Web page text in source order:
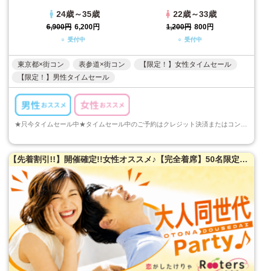
24歳～35歳
6,900円 6,200円
○ 受付中
22歳～33歳
1,200円 800円
○ 受付中
東京都×街コン 表参道×街コン
【限定！】女性タイムセール
【限定！】男性タイムセール
【先着割引!!】開催確定!!女性オススメ♪【完全着席】50名限定★大人同世代恋活パーティー♪